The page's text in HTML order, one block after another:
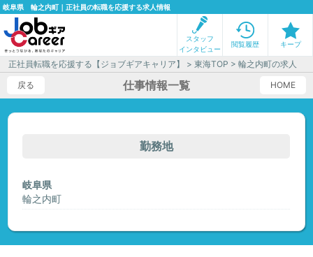
岐阜県 輪之内町｜正社員の転職を応援する求人情報
スタッフ
インタビュー
閲覧履歴 キープ
正社員転職を応援する【ジョブギアキャリア】 >東海TOP > 輪之内町の求人
戻る
HOME
仕事情報一覧
勤務地
岐阜県
輪之内町